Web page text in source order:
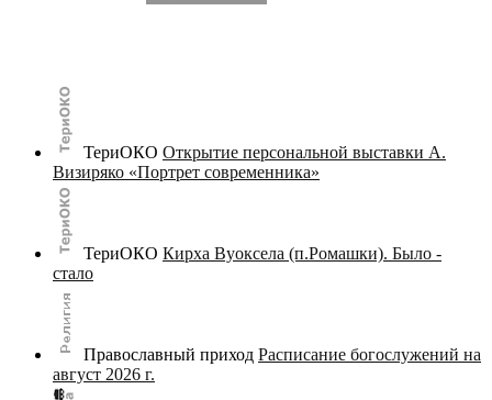
ТериОКО Открытие персональной выставки А.
Визиряко «Портрет современника»
ТериОКО Кирха Вуоксела (п.Ромашки). Было -
стало
Православный приход Расписание богослужений на
август 2026 г.